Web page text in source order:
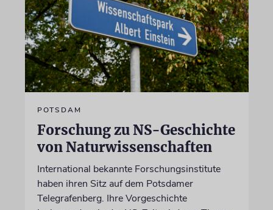
POTSDAM
Forschung zu NS-Geschichte
von Naturwissenschaften
International bekannte Forschungsinstitute
haben ihren Sitz auf dem Potsdamer
Telegrafenberg. Ihre Vorgeschichte